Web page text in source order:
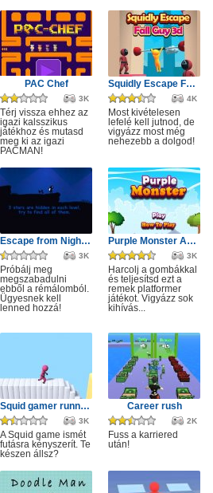
PAC Chef
3K
Térj vissza ehhez az
igazi kalsszikus
játékhoz és mutasd
meg ki az igazi
PACMAN!
Squidly Escape Fall Guy 3D
4K
Most kivételesen
lefelé kell jutnod, de
vigyázz most még
nehezebb a dolgod!
Escape from Nightmare
3K
Próbálj meg
megszabadulni
ebből a rémálomból.
Ügyesnek kell
lenned hozzá!
Purple Monster Adventure
3K
Harcolj a gombákkal
és teljesítsd ezt a
remek platformer
játékot. Vigyázz sok
kihívás...
Squid gamer runner obstacle
3K
A Squid game ismét
futásra kényszerít. Te
készen állsz?
Career rush
2K
Fuss a karriered
után!